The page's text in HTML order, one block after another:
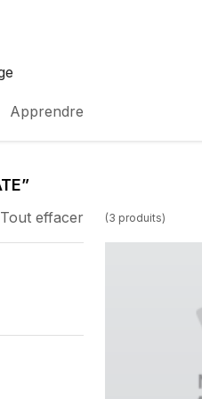
Apprendre
Tout effacer (3 produits)